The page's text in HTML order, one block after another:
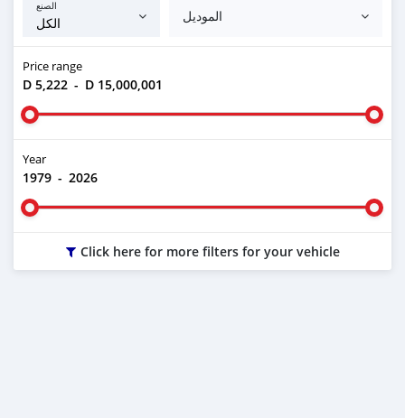
الصنع
الموديل
Price range
D 5,222 - D 15,000,001
Year
1979 - 2026
Click here for more filters for your vehicle